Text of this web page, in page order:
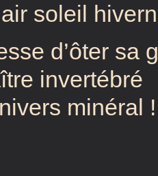
soleil
d’ôter sa
invertébré
minéral !